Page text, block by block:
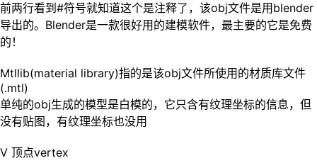
前两行看到#符号就知道这个是注释了，该obj文件是用blender
导出的。Blender是一款很好用的建模软件，最主要的它是免费
的！
Mtllib(material library)指的是该obj文件所使用的材质库文件
(.mtl)
单纯的obj生成的模型是白模的，它只含有纹理坐标的信息，但
没有贴图，有纹理坐标也没用
V 顶点vertex